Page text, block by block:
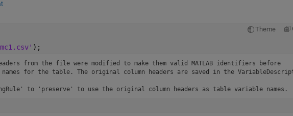
Theme
);
from the file were modified to make them valid MATLAB identifiers before
for the table. The original column headers are saved in the
to 'preserve' to use the original column headers as table variable names.